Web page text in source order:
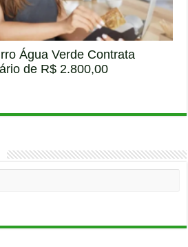
Água Verde Contrata
de R$ 2.800,00